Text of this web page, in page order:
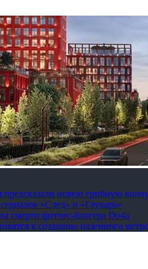
новую грибную
«След» и «Глухарь»
смерти фитнес-блогера Do4а
к созданию наземного